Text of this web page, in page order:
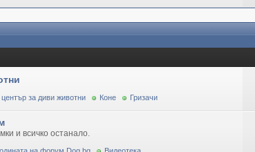
за диви животни Коне Гризачи
и всичко останало.